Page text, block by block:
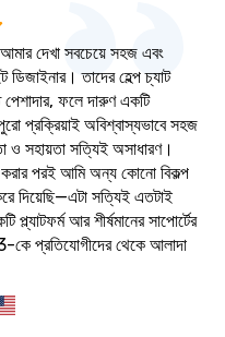
দেখা সবচেয়ে সহজ এবং
ডিজাইনার। তাদের হেল্প চ্যাট
ফলে দারুণ একটি
প্রক্রিয়াই অবিশ্বাস্যভাবে সহজ
ও সহায়তা সত্যিই অসাধারণ।
পরই আমি অন্য কোনো বিকল্প
দিয়েছি—এটা সত্যিই এতটাই
আর শীর্ষমানের সাপোর্টের
প্রতিযোগীদের থেকে আলাদা